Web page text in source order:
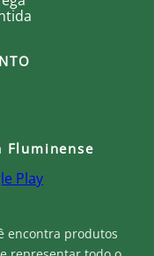
encontra produtos
Fluminense